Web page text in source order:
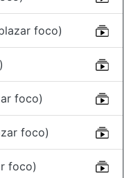
foco)
foco)
foco)
foco)